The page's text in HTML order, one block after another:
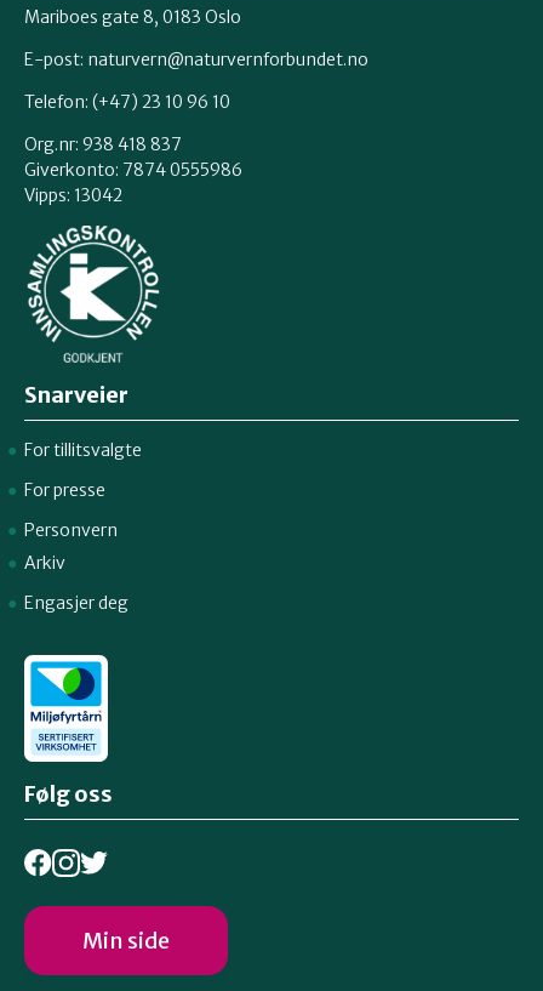
Mariboes gate 8, 0183 Oslo
E-post: naturvern@naturvernforbundet.no
Telefon: (+47) 23 10 96 10
Org.nr: 938 418 837
Giverkonto: 7874 0555986
Vipps: 13042
Snarveier
For tillitsvalgte
For presse
Personvern
Arkiv
Engasjer deg
Følg oss
Min side